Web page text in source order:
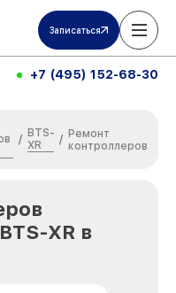
Записаться
+7 (495) 152-68-30
/
BTS-
XR
/ Ремонт
контроллеров
XR в